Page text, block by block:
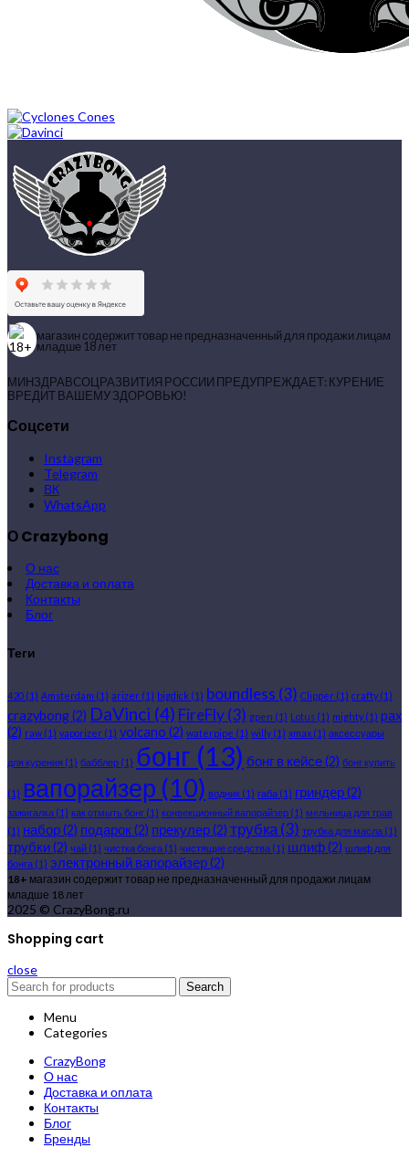
магазин содержит товар не предназначенный для продажи лицам
младше 18 лет
МИНЗДРАВСОЦРАЗВИТИЯ РОССИИ ПРЕДУПРЕЖДАЕТ: КУРЕНИЕ
ВРЕДИТ ВАШЕМУ ЗДОРОВЬЮ!
Соцсети
Instagram
Telegram
ВК
WhatsApp
О Crazybong
О нас
Доставка и оплата
Контакты
Блог
Теги
420 (1) Amsterdam (1) arizer (1) bigdick (1) boundless (3) Clipper (1) crafty(1)
crazybong(2) DaVinci (4) FireFly(3) gpen (1) Lotus (1) mighty(1) pax
(2) raw (1) vaporizer (1) volcano (2) waterpipe (1) willy(1) xmax (1) аксессуары
для курения (1) бабблер (1) бонг (13) бонг в кейсе(2) бонг купить
(1) вапорайзер (10) водник (1) габа (1) гриндер(2)
зажигалка (1) как отмыть бонг (1) конвекционный вапорайзер (1) мельница для трав
(1) набор(2) подарок(2) прекулер(2) трубка(3) трубка для масла (1)
трубки(2) чай (1) чистка бонга (1) чистящие средства (1) шлиф(2) шлиф для
бонга (1) электронный вапорайзер(2)
18+ магазин содержит товар не предназначенный для продажи лицам
младше 18 лет
2025 © CrazyBong.ru
Shopping cart
close
Search
Menu
Categories
CrazyBong
О нас
Доставка и оплата
Контакты
Блог
Бренды